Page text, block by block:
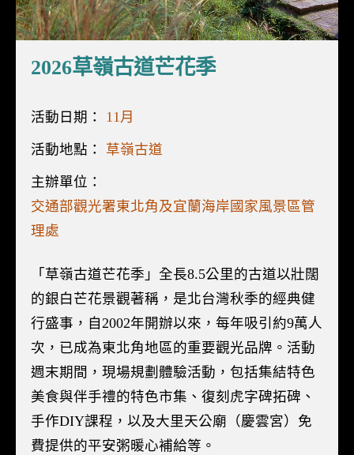
2026草嶺古道芒花季
活動日期： 11月
活動地點： 草嶺古道
主辦單位：
交通部觀光署東北角及宜蘭海岸國家風景區管
理處
「草嶺古道芒花季」全長8.5公里的古道以壯闊
的銀白芒花景觀著稱，是北台灣秋季的經典健
行盛事，自2002年開辦以來，每年吸引約9萬人
次，已成為東北角地區的重要觀光品牌。活動
週末期間，現場規劃體驗活動，包括集結特色
美食與伴手禮的特色市集、復刻虎字碑拓碑、
手作DIY課程，以及大里天公廟（慶雲宮）免
費提供的平安粥暖心補給等。